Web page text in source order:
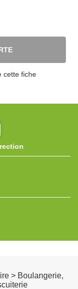
cette fiche
> Boulangerie,